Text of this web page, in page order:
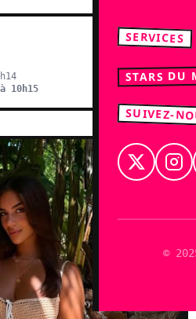
SERVICES
STARS DU
SUIVEZ-
©
10h15